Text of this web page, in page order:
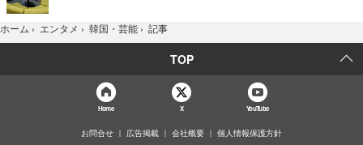
ホーム › エンタメ › 韓国・芸能 › 記事
TOP
Home X YouTube
お問合せ 広告掲載 会社概要 個人情報保護方針